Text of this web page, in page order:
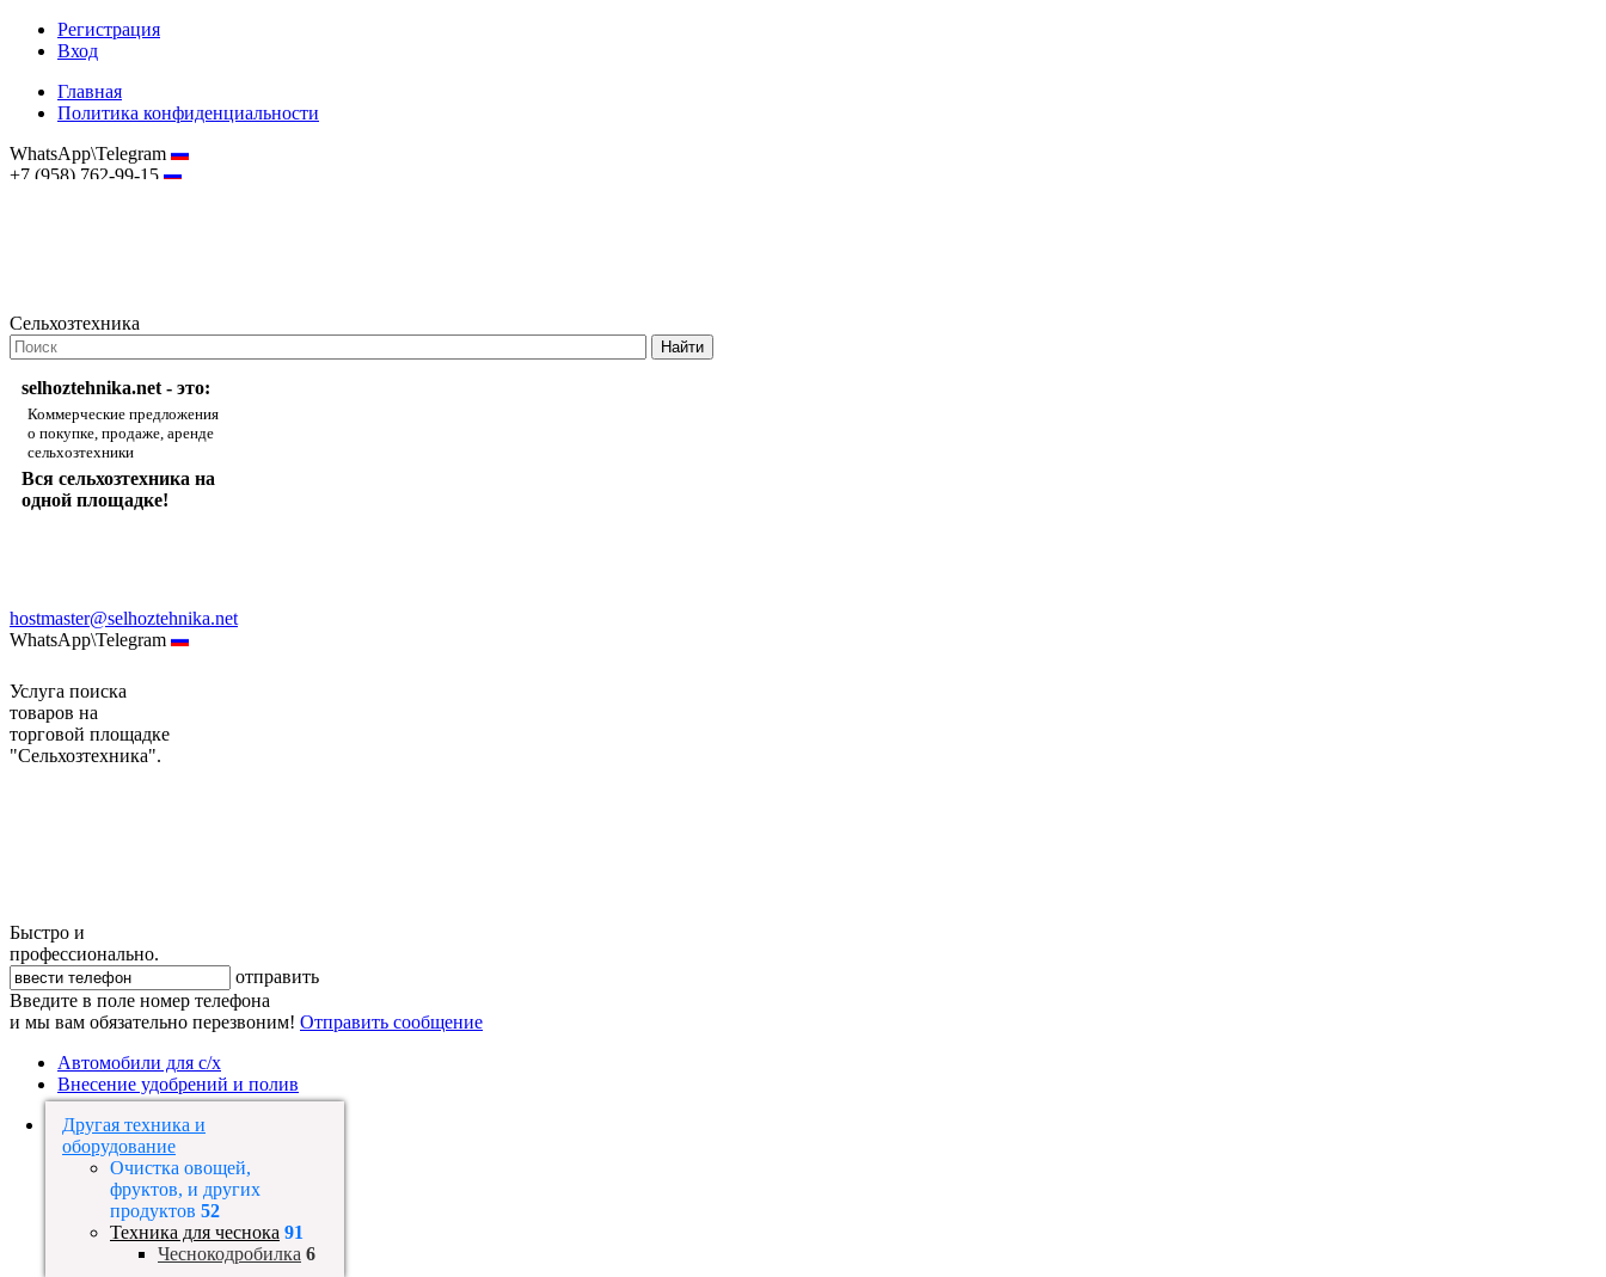
Регистрация
Вход
Главная
Политика конфиденциальности
WhatsApp\Telegram
+7 (958) 762-99-15
Сельхозтехника
selhoztehnika.net - это:
Коммерческие предложения
о покупке, продаже, аренде
сельхозтехники
Вся сельхозтехника на
одной площадке!
hostmaster@selhoztehnika.net
WhatsApp\Telegram
Услуга поиска
товаров на
торговой площадке
"Сельхозтехника".
Быстро и
профессионально.
отправить
Введите в поле номер телефона
и мы вам обязательно перезвоним! Отправить сообщение
Автомобили для с/х
Внесение удобрений и полив
Другая техника и
оборудование
Очистка овощей,
фруктов, и других
продуктов 52
Техника для чеснока 91
Чеснокодробилка 6